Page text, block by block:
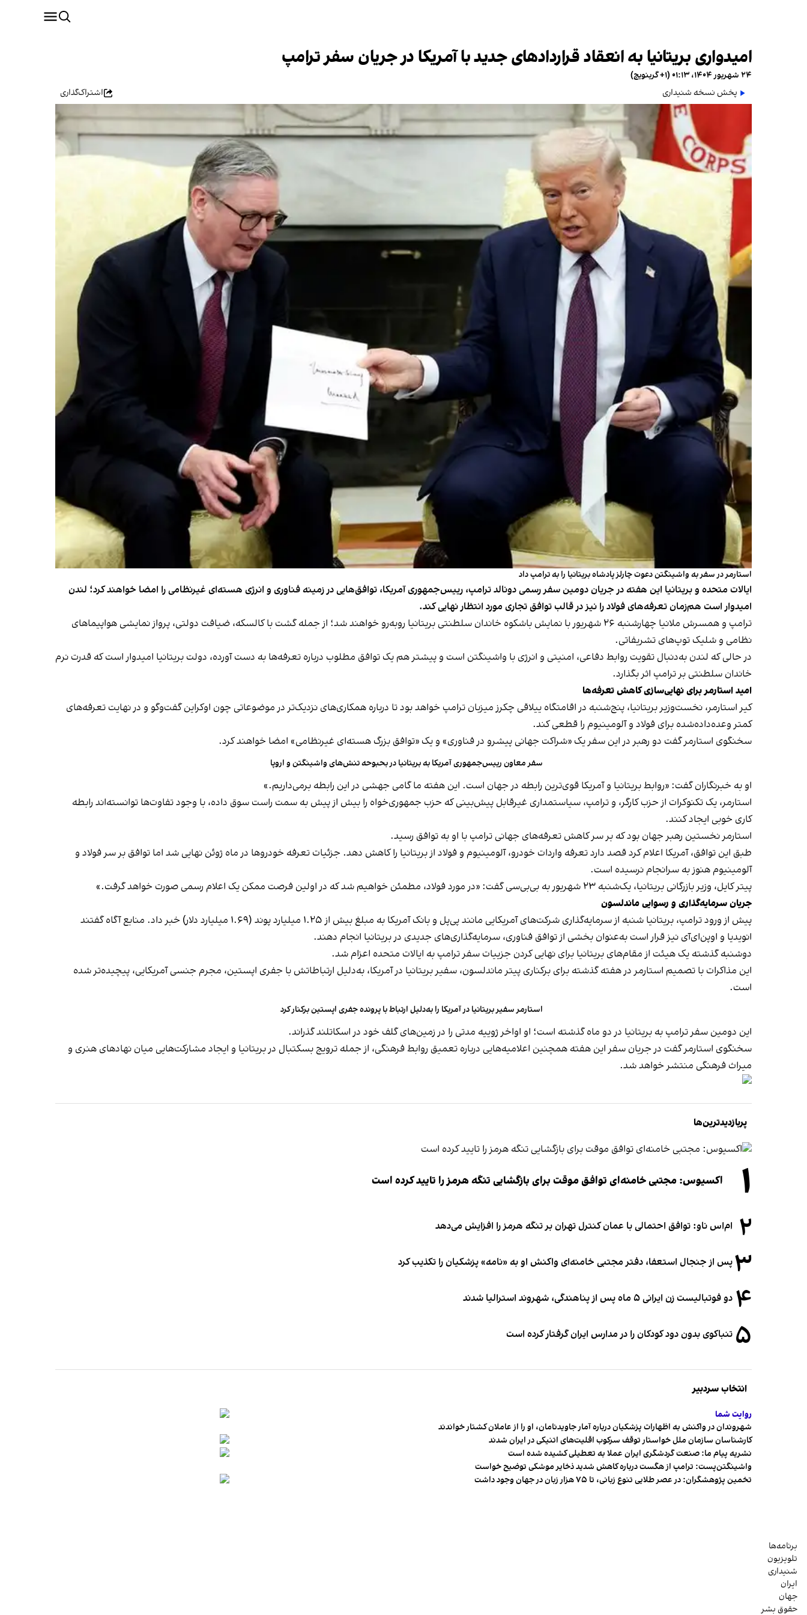
امیدواری بریتانیا به انعقاد قراردادهای جدید با آمریکا در جریان سفر ترامپ
۲۴ شهریور ۱۴۰۴، ۰۱:۱۳ (‎+۱ گرینویچ)
پخش نسخه شنیداری
اشتراک‌گذاری
استارمر در سفر به واشینگتن دعوت چارلز پادشاه بریتانیا را به ترامپ داد
ایالات متحده و بریتانیا این هفته در جریان دومین سفر رسمی دونالد ترامپ، رییس‌جمهوری آمریکا، توافق‌هایی در زمینه فناوری و انرژی هسته‌ای غیرنظامی را امضا خواهند کرد؛ لندن
امیدوار است هم‌زمان تعرفه‌های فولاد را نیز در قالب توافق تجاری مورد انتظار نهایی کند.
ترامپ و همسرش ملانیا چهارشنبه ۲۶ شهریور با نمایش باشکوه خاندان سلطنتی بریتانیا روبه‌رو خواهند شد؛ از جمله گشت با کالسکه، ضیافت دولتی، پرواز نمایشی هواپیماهای
نظامی و شلیک توپ‌های تشریفاتی.
در حالی که لندن به‌دنبال تقویت روابط دفاعی، امنیتی و انرژی با واشینگتن است و پیشتر هم یک توافق مطلوب درباره تعرفه‌ها به دست آورده، دولت بریتانیا امیدوار است که قدرت نرم
خاندان سلطنتی بر ترامپ اثر بگذارد.
امید استارمر برای نهایی‌سازی کاهش تعرفه‌ها
کیر استارمر، نخست‌وزیر بریتانیا، پنج‌شنبه در اقامتگاه ییلاقی چکرز میزبان ترامپ خواهد بود تا درباره همکاری‌های نزدیک‌تر در موضوعاتی چون اوکراین گفت‌وگو و در نهایت تعرفه‌های
کمتر وعده‌داده‌شده برای فولاد و آلومینیوم را قطعی کند.
سخنگوی استارمر گفت دو رهبر در این سفر یک «شراکت جهانی پیشرو در فناوری» و یک «توافق بزرگ هسته‌ای غیرنظامی» امضا خواهند کرد.
سفر معاون رییس‌جمهوری آمریکا به بریتانیا در بحبوحه‌ تنش‌های واشینگتن و اروپا
او به خبرنگاران گفت: «روابط بریتانیا و آمریکا قوی‌ترین رابطه در جهان است. این هفته ما گامی جهشی در این رابطه برمی‌داریم.»
استارمر، یک تکنوکرات از حزب کارگر، و ترامپ، سیاستمداری غیرقابل پیش‌بینی که حزب جمهوری‌خواه را بیش از پیش به سمت راست سوق داده، با وجود تفاوت‌ها توانسته‌اند رابطه
کاری خوبی ایجاد کنند.
استارمر نخستین رهبر جهان بود که بر سر کاهش تعرفه‌های جهانی ترامپ با او به توافق رسید.
طبق این توافق، آمریکا اعلام کرد قصد دارد تعرفه واردات خودرو، آلومینیوم و فولاد از بریتانیا را کاهش دهد. جزئیات تعرفه خودروها در ماه ژوئن نهایی شد اما توافق بر سر فولاد و
آلومینیوم هنوز به سرانجام نرسیده است.
پیتر کایل، وزیر بازرگانی بریتانیا، یک‌شنبه ۲۳ شهریور به بی‌بی‌سی گفت: «در مورد فولاد، مطمئن خواهیم شد که در اولین فرصت ممکن یک اعلام رسمی صورت خواهد گرفت.»
جریان سرمایه‌گذاری و رسوایی ماندلسون
پیش از ورود ترامپ، بریتانیا شنبه از سرمایه‌گذاری شرکت‌های آمریکایی مانند پی‌پل و بانک آمریکا به مبلغ بیش از ۱.۲۵ میلیارد پوند (۱.۶۹ میلیارد دلار) خبر داد. منابع آگاه گفتند
انویدیا و اوپن‌ای‌آی نیز قرار است به‌عنوان بخشی از توافق فناوری، سرمایه‌گذاری‌های جدیدی در بریتانیا انجام دهند.
دوشنبه گذشته یک هیئت از مقام‌های بریتانیا برای نهایی کردن جزییات سفر ترامپ به ایالات متحده اعزام شد.
این مذاکرات با تصمیم استارمر در هفته گذشته برای برکناری پیتر ماندلسون، سفیر بریتانیا در آمریکا، به‌دلیل ارتباطاتش با جفری اپستین، مجرم جنسی آمریکایی، پیچیده‌تر شده
است.
استارمر سفیر بریتانیا در آمریکا را به‌دلیل ارتباط با پرونده جفری اپستین برکنار کرد
این دومین سفر ترامپ به بریتانیا در دو ماه گذشته است؛ او اواخر ژوییه مدتی را در زمین‌های گلف خود در اسکاتلند گذراند.
سخنگوی استارمر گفت در جریان سفر این هفته همچنین اعلامیه‌هایی درباره تعمیق روابط فرهنگی، از جمله ترویج بسکتبال در بریتانیا و ایجاد مشارکت‌هایی میان نهادهای هنری و
میراث فرهنگی منتشر خواهد شد.
پربازدیدترین‌ها
۱ اکسیوس: مجتبی خامنه‌ای توافق موقت برای بازگشایی تنگه هرمز را تایید کرده است
۲ ام‌اس ناو: توافق احتمالی با عمان کنترل تهران بر تنگه هرمز را افزایش می‌دهد
۳پس از جنجال استعفا، دفتر مجتبی خامنه‌ای واکنش او به «نامه» پزشکیان را تکذیب کرد
۴ دو فوتبالیست زن ایرانی ۵ ماه پس از پناهندگی، شهروند استرالیا شدند
۵ تنباکوی بدون دود کودکان را در مدارس ایران گرفتار کرده است
انتخاب سردبیر
روایت شما
شهروندان در واکنش به اظهارات پزشکیان درباره آمار جاویدنامان، او را از عاملان کشتار خواندند
کارشناسان سازمان ملل خواستار توقف سرکوب اقلیت‌های اتنیکی در ایران شدند
نشریه پیام ما: صنعت گردشگری ایران عملا به تعطیلی کشیده شده است
واشینگتن‌پست: ترامپ از هگست درباره کاهش شدید ذخایر موشکی توضیح خواست
تخمین پژوهشگران: در عصر طلایی تنوع زبانی، تا ۷۵ هزار زبان در جهان وجود داشت
برنامه‌ها
تلویزیون
شنیداری
ایران
جهان
حقوق بشر